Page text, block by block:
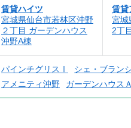
賃貸ハイツ
宮城県仙台市若林区沖野
２丁目 ガーデンハウス
沖野A棟
賃貸
宮城
2丁
パインチグリスⅠ シェ・ブラン
アメニティ沖野
ガーデンハウスＡ